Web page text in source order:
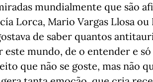
mundialmente que são
Lorca, Mario Vargas Llosa ou
de saber quantos
mundo, de o entender e
que não se goste, mas não